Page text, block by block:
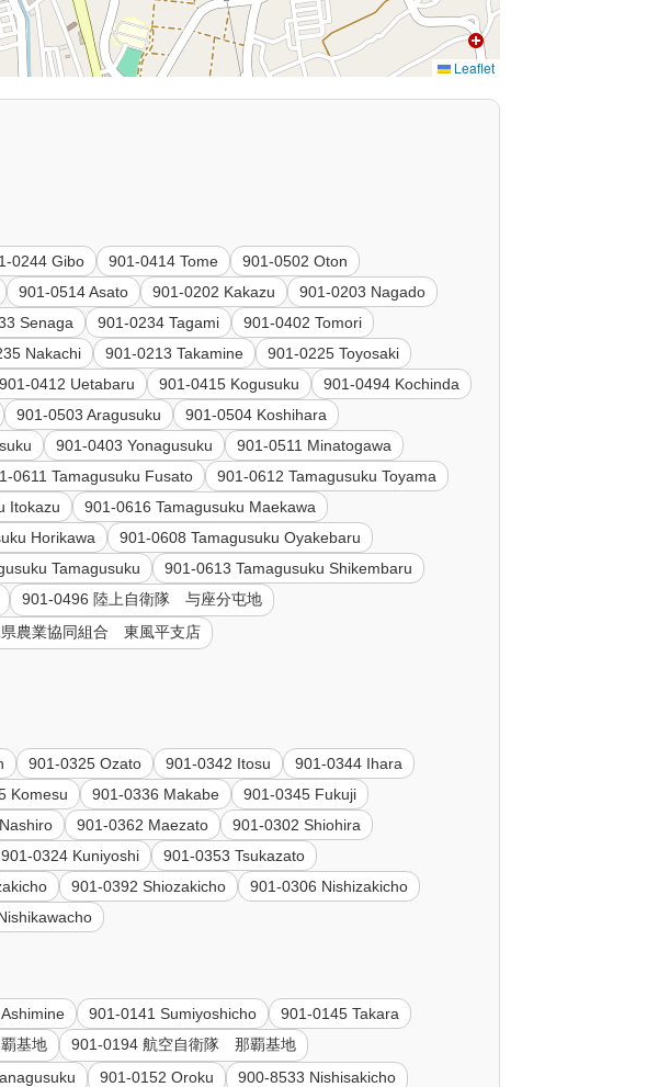
Leaflet
0244 Gibo 901-0414 Tome
901-0502 Oton
901-0514 Asato 901-0202 Kakazu
901-0203 Nagado
Senaga 901-0234 Tagami
901-0402 Tomori
Nakachi 901-0213 Takamine
901-0225 Toyosaki
901-0412 Uetabaru 901-0415 Kogusuku
901-0494 Kochinda
901-0503 Aragusuku
901-0504 Koshihara
901-0403 Yonagusuku
901-0511 Minatogawa
0611 Tamagusuku Fusato
901-0612 Tamagusuku Toyama
Itokazu
901-0616 Tamagusuku Maekawa
Horikawa
901-0608 Tamagusuku Oyakebaru
Tamagusuku
901-0613 Tamagusuku Shikembaru
901-0496 陸上自衛隊 与座分屯地
農業協同組合 東風平支店
901-0325 Ozato 901-0342 Itosu
901-0344 Ihara
Komesu 901-0336 Makabe
901-0345 Fukuji
901-0362 Maezato
901-0302 Shiohira
901-0324 Kuniyoshi
901-0353 Tsukazato
901-0392 Shiozakicho
901-0306 Nishizakicho
901-0141 Sumiyoshicho
901-0145 Takara
基地
901-0194 航空自衛隊 那覇基地
901-0152 Oroku
900-8533 Nishisakicho